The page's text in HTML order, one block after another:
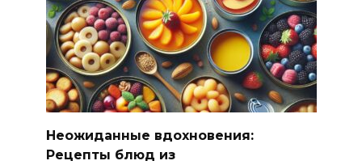
Неожиданные вдохновения:
Рецепты блюд из